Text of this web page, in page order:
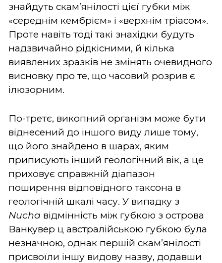
знайдуть скам’янілості цієї губки між
«середнім кембрієм» і «верхнім тріасом».
Проте навіть тоді такі знахідки будуть
надзвичайно рідкісними, й кілька
виявлених зразків не змінять очевидного
висновку про те, що часовий розрив є
ілюзорним.
По-третє, викопний організм може бути
віднесений до іншого виду лише тому,
що його знайдено в шарах, яким
приписують інший геологічний вік, а це
приховує справжній діапазон
поширення відповідного таксона в
геологічній шкалі часу. У випадку з
Nucha відмінність між губкою з острова
Ванкувер ц австралійською губкою була
незначною, однак першій скам’янілості
присвоїли іншу видову назву, додавши